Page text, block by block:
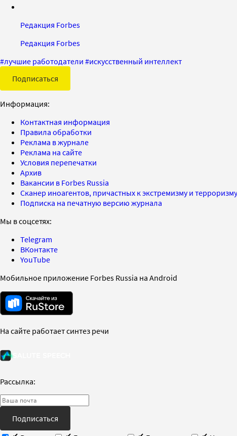
Редакция Forbes
Редакция Forbes
#лучшие работодатели #искусственный интеллект
Подписаться
Информация:
Контактная информация
Правила обработки
Реклама в журнале
Реклама на сайте
Условия перепечатки
Архив
Вакансии в Forbes Russia
Сканер иноагентов, причастных к экстремизму и
Подписка на печатную версию журнала
Мы в соцсетях:
Telegram
ВКонтакте
YouTube
Мобильное приложение Forbes Russia на Android
На сайте работает синтез речи
Рассылка:
Подписаться